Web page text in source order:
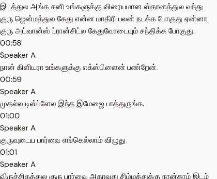
இடத்துல அங்க சனி உங்களுக்கு விரையமான ஸ்தானத்துல வந்து
குரு ஜென்மத்துல கேது என்ன மாதிரி பலன் நடக்க போகுது ஏன்னா
குரு அட்வான்ஸ் ட்ரான்சிட்ல கேதுவோடையும் சந்திக்க போகுது.
00:58
Speaker A
நான் கிளியரா உங்களுக்கு எக்ஸ்பிளைன் பண்றேன்.
00:59
Speaker A
முதல்ல டிஸ்ப்ளேல இந்த இமேஜை பாத்துருங்க.
01:00
Speaker A
குருவுடைய பார்வை எங்கெல்லாம் விழுது.
01:01
Speaker A
விருச்சிகத்துல குரு பார்வை அதாவது சிம்மத்துக்கு நான்காம் இடம்